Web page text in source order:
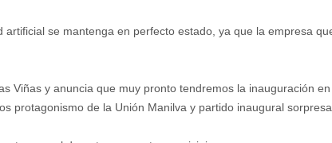
se mantenga en perfecto estado, ya que la empresa
Viñas y anuncia que muy pronto tendremos la inauguración
protagonismo de la Unión Manilva y partido inaugural sorpresa.